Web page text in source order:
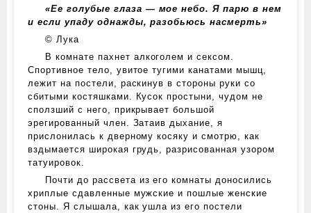
«Ее голубые глаза ― мое небо. Я парю в нем
и если упаду однажды, разобьюсь насмерть»
© Лука
В комнате пахнет алкоголем и сексом.
Спортивное тело, увитое тугими канатами мышц,
лежит на постели, раскинув в стороны руки со
сбитыми костяшками. Кусок простыни, чудом не
сползший с него, прикрывает большой
эрегированный член. Затаив дыхание, я
прислонилась к дверному косяку и смотрю, как
вздымается широкая грудь, разрисованная узором
татуировок.
Почти до рассвета из его комнаты доносились
хриплые сдавленные мужские и пошлые женские
стоны. Я слышала, как ушла из его постели